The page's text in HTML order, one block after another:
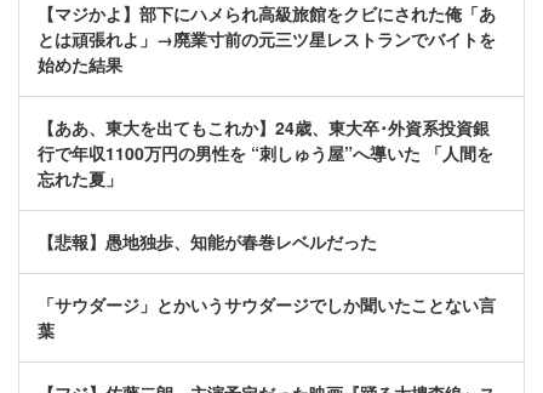
【マジかよ】部下にハメられ高級旅館をクビにされた俺「あ
とは頑張れよ」→廃業寸前の元三ツ星レストランでバイトを
始めた結果
【ああ、東大を出てもこれか】24歳、東大卒･外資系投資銀
行で年収1100万円の男性を “刺しゅう屋”へ導いた 「人間を
忘れた夏」
【悲報】愚地独歩、知能が春巻レベルだった
「サウダージ」とかいうサウダージでしか聞いたことない言
葉